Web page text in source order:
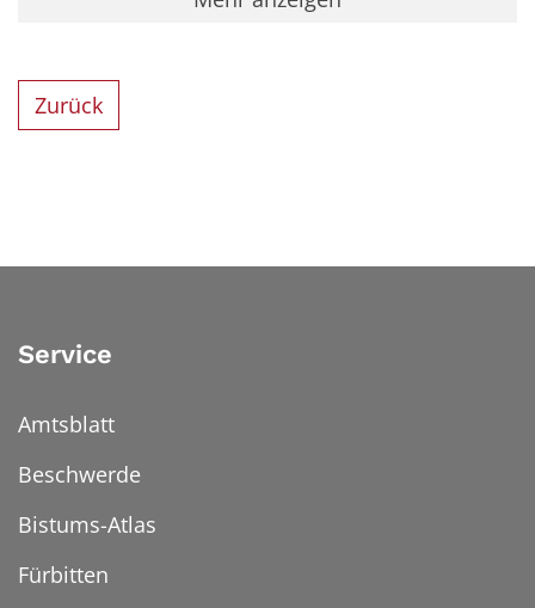
Zurück
Service
Amtsblatt
Beschwerde
Bistums-Atlas
Fürbitten